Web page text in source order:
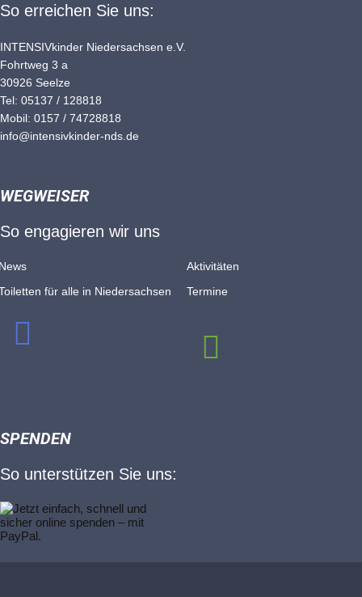
So erreichen Sie uns:
INTENSIVkinder Niedersachsen e.V.
Fohrtweg 3 a
30926 Seelze
Tel: 05137 / 128818
Mobil: 0157 / 74728818
info@intensivkinder-nds.de
WEGWEISER
So engagieren wir uns
für alle in Nieder­sachsen
Aktivitäten
Termine
SPENDEN
So unterstützen Sie uns: